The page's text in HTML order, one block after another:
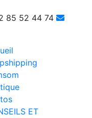
85 52 44 74
ET